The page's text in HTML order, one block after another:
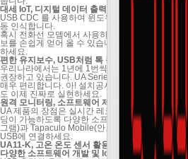
대세 IoT, 디지털 데이터 출력
USB CDC 를 사용하여 윈도우, 맥, 안드로이드,
동 인식합니다.
혹시 전화선 모뎀에서 사용하던 AT 명령어를 아시
보를 손쉽게 얻어 올 수 있습니다. 4-20mA 출력
하세요.
편한 유지보수, USB처럼 톡 뽑아 검교정
우리나라에서는 1년에 1번씩 센서 검교정을 실시
권장하고 있습니다. UA Series는 USB 형태의 센
매우 편리합니다. 아! 설치공사 없이 USB 포트에
도 이제 진짜로 실현하세요.
원격 모니터링, 소프트웨어 제공
UA 제품의 장점은 실시간 레코딩이 가능한 것입
딩이 가능하도록 다양한 소프트웨어를 준비해 놓
그램)과 Tapaculo Mobile(안드로이드 앱)이 있습
USB에 연결하세요.
UA11-K, 고온 온도 센서 활용방법
다양한 소프트웨어 개발 및 IoT 산업환경 구축